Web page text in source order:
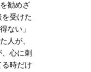
勧めざ
受けた
ない」
人が、
心に刺
時だけ